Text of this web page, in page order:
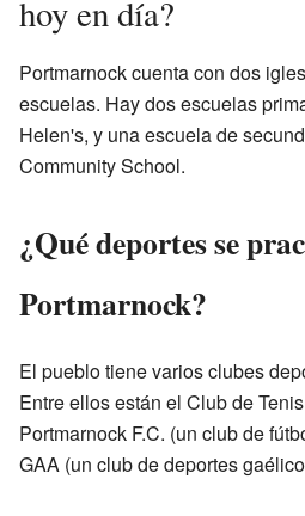
hoy en día?
Portmarnock cuenta con dos
escuelas. Hay dos escuelas
Helen's, y una escuela de
Community School.
¿Qué deportes se
Portmarnock?
El pueblo tiene varios clubes
Entre ellos están el Club de
Portmarnock F.C. (un club de
GAA (un club de deportes